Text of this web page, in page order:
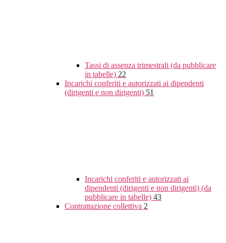
Tassi di assenza trimestrali (da pubblicare
in tabelle) 22
Incarichi conferiti e autorizzati ai dipendenti
(dirigenti e non dirigenti) 51
Incarichi conferiti e autorizzati ai
dipendenti (dirigenti e non dirigenti) (da
pubblicare in tabelle) 43
Contrattazione collettiva 2